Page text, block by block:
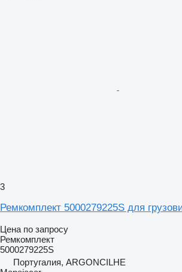
3
Ремкомплект 5000279225S для
Цена по запросу
Ремкомплект
5000279225S
Португалия, ARGONCILHE